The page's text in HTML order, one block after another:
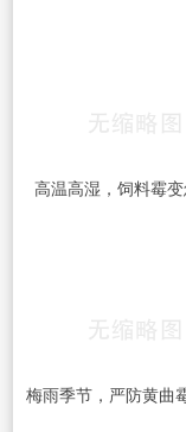
高温高湿，饲料霉